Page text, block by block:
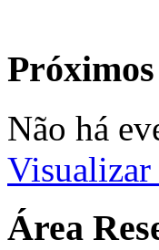
Não há
Área